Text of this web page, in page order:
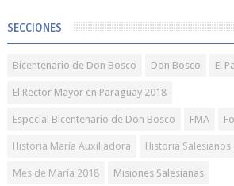
SECCIONES
Bicentenario de Don Bosco Don Bosco El
El Rector Mayor en Paraguay 2018
Especial Bicentenario de Don Bosco FMA
Historia María Auxiliadora Historia Salesianos
Mes de María 2018 Misiones Salesianas